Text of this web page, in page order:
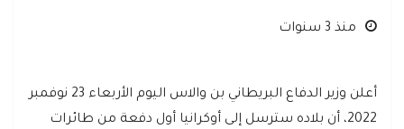
منذ 3 سنوات
أعلن وزير الدفاع البريطاني بن والاس اليوم الأربعاء 23 نوفمبر
2022، أن بلاده سترسل إلى أوكرانيا أول دفعة من طائرات